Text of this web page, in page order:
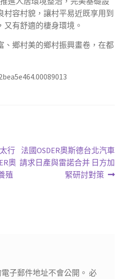
容村貌，讓村平易近既享用到
又有舒適的棲身環境。
、鄉村美的鄉村振興畫卷，在都
行
奧
殖
下
一
法國OSDER奧斯德台北汽車
請求日產與雷諾合并 日方加
緊研討對策
子郵件地址不會公開。 必